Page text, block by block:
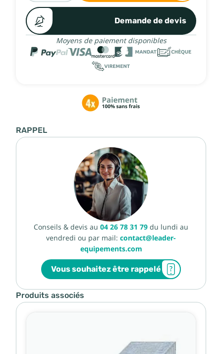
Demande de devis
Moyens de paiement disponibles
RAPPEL
Conseils & devis au 04 26 78 31 79 du lundi au
vendredi ou par mail: contact@leader-
equipements.com
Vous souhaitez être rappelé
Produits associés